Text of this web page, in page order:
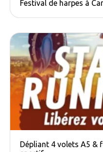
Festival de harpes à
Dépliant 4 volets A5 &